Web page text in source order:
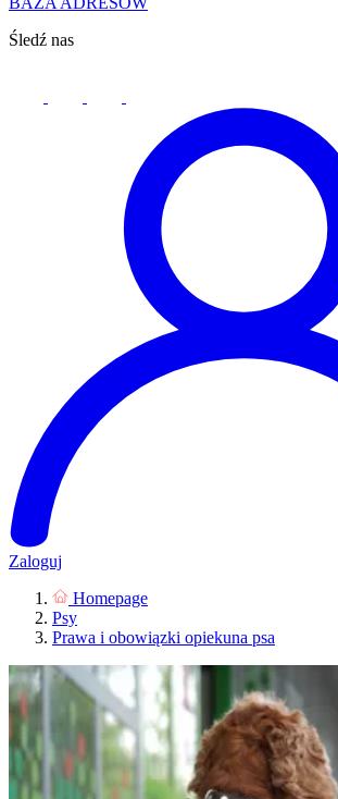
Śledź nas
Zaloguj
Homepage
Psy
Prawa i obowiązki opiekuna psa